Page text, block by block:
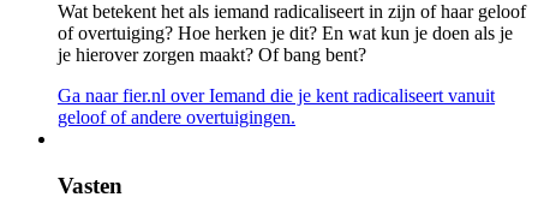
Wat betekent het als iemand radicaliseert in zijn of haar geloof
of overtuiging? Hoe herken je dit? En wat kun je doen als je
je hierover zorgen maakt? Of bang bent?
Ga naar fier.nl over Iemand die je kent radicaliseert vanuit
geloof of andere overtuigingen.
Vasten